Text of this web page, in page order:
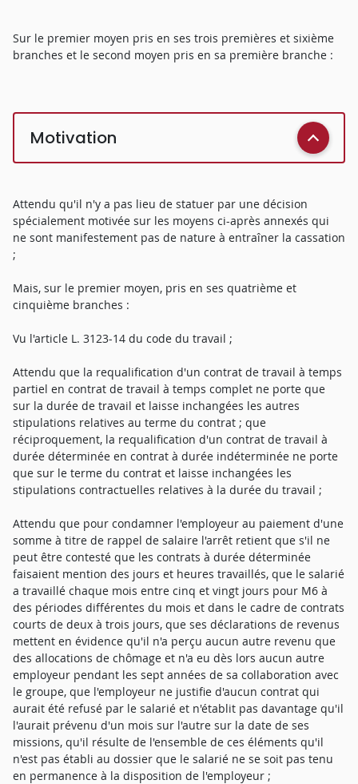
Sur le premier moyen pris en ses trois premières et sixième
branches et le second moyen pris en sa première branche :
Motivation
Attendu qu'il n'y a pas lieu de statuer par une décision
spécialement motivée sur les moyens ci-après annexés qui
ne sont manifestement pas de nature à entraîner la cassation
;
Mais, sur le premier moyen, pris en ses quatrième et
cinquième branches :
Vu l'article L. 3123-14 du code du travail ;
Attendu que la requalification d'un contrat de travail à temps
partiel en contrat de travail à temps complet ne porte que
sur la durée de travail et laisse inchangées les autres
stipulations relatives au terme du contrat ; que
réciproquement, la requalification d'un contrat de travail à
durée déterminée en contrat à durée indéterminée ne porte
que sur le terme du contrat et laisse inchangées les
stipulations contractuelles relatives à la durée du travail ;
Attendu que pour condamner l'employeur au paiement d'une
somme à titre de rappel de salaire l'arrêt retient que s'il ne
peut être contesté que les contrats à durée déterminée
faisaient mention des jours et heures travaillés, que le salarié
a travaillé chaque mois entre cinq et vingt jours pour M6 à
des périodes différentes du mois et dans le cadre de contrats
courts de deux à trois jours, que ses déclarations de revenus
mettent en évidence qu'il n'a perçu aucun autre revenu que
des allocations de chômage et n'a eu dès lors aucun autre
employeur pendant les sept années de sa collaboration avec
le groupe, que l'employeur ne justifie d'aucun contrat qui
aurait été refusé par le salarié et n'établit pas davantage qu'il
l'aurait prévenu d'un mois sur l'autre sur la date de ses
missions, qu'il résulte de l'ensemble de ces éléments qu'il
n'est pas établi au dossier que le salarié ne se soit pas tenu
en permanence à la disposition de l'employeur ;